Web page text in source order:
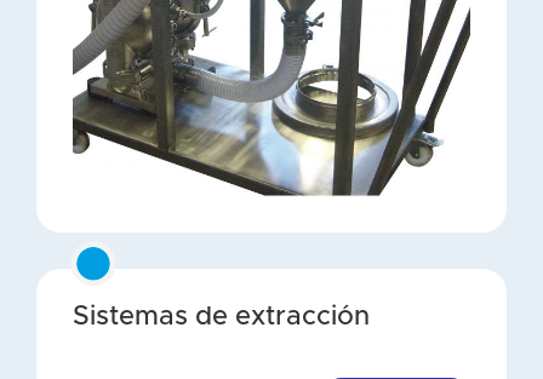
Sistemas de extracción